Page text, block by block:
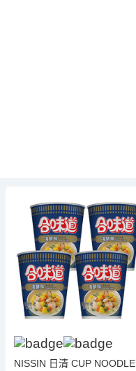
NISSIN 日清 CUP NOODLE